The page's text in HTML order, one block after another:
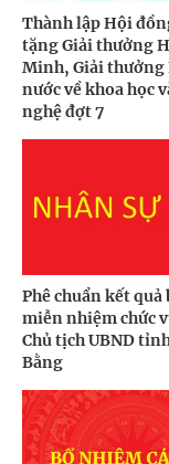
Thành lập Hội
tặng Giải thưởng
Minh, Giải thưởng
nước về khoa học
nghệ đợt 7
Phê chuẩn kết quả
miễn nhiệm chức
Chủ tịch UBND
Bằng